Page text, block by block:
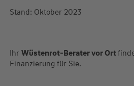
Stand: Oktober 2023
Ihr Wüstenrot-Berater vor Ort
Finanzierung für Sie.